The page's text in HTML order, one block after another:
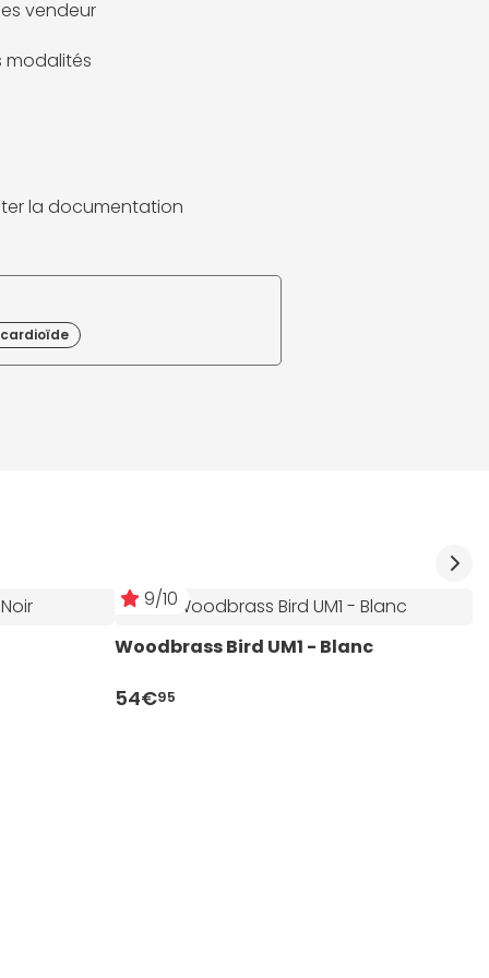
vendeur
modalités
la documentation
9/10
Woodbrass Bird UM1 - Blanc
54€95